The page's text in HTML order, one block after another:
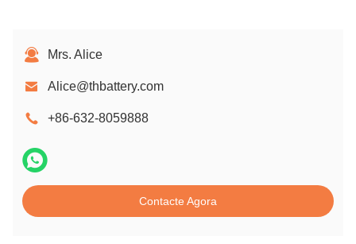
Mrs. Alice
Alice@thbattery.com
+86-632-8059888
Contacte Agora